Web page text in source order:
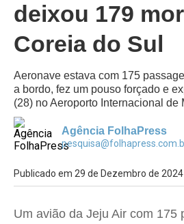
deixou 179
Coreia do Sul
Aeronave estava com 175
a bordo, fez um pouso forçado e
(28) no Aeroporto Internacional de
Agência FolhaPress
Publicado em 29 de Dezembro de
Um avião da Jeju Air com 175